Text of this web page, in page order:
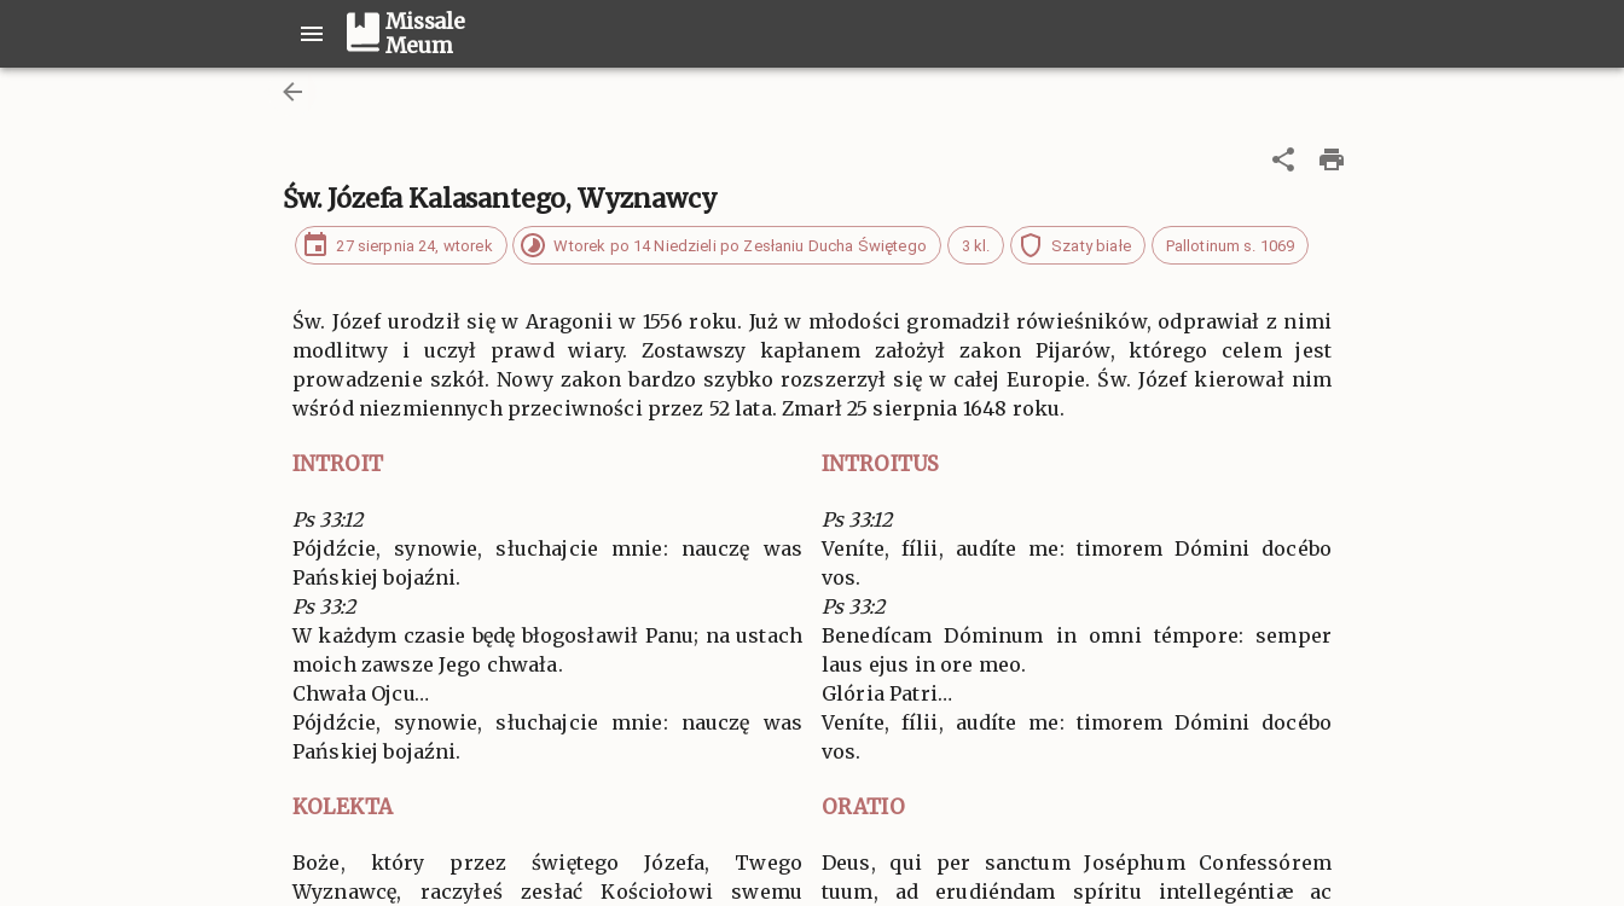
Missale
Meum
Św. Józefa Kalasantego, Wyznawcy
27 sierpnia 24, wtorek Wtorek po 14 Niedzieli po Zesłaniu Ducha Świętego 3 kl. Szaty białe Pallotinum s. 1069
Św. Józef urodził się w Aragonii w 1556 roku. Już w młodości gromadził rówieśników, odprawiał z nimi
modlitwy i uczył prawd wiary. Zostawszy kapłanem założył zakon Pijarów, którego celem jest
prowadzenie szkół. Nowy zakon bardzo szybko rozszerzył się w całej Europie. Św. Józef kierował nim
wśród niezmiennych przeciwności przez 52 lata. Zmarł 25 sierpnia 1648 roku.
INTROIT INTROITUS
Ps 33:12
Pójdźcie, synowie, słuchajcie mnie: nauczę was
Pańskiej bojaźni.
Ps 33:2
W każdym czasie będę błogosławił Panu; na ustach
moich zawsze Jego chwała.
Chwała Ojcu…
Pójdźcie, synowie, słuchajcie mnie: nauczę was
Pańskiej bojaźni.
Ps 33:12
Veníte, fílii, audíte me: timorem Dómini docébo
vos.
Ps 33:2
Benedícam Dóminum in omni témpore: semper
laus ejus in ore meo.
Glória Patri…
Veníte, fílii, audíte me: timorem Dómini docébo
vos.
KOLEKTA ORATIO
Boże, który przez świętego Józefa, Twego
Wyznawcę, raczyłeś zesłać Kościołowi swemu
Deus, qui per sanctum Joséphum Confessórem
tuum, ad erudiéndam spíritu intellegéntiæ ac